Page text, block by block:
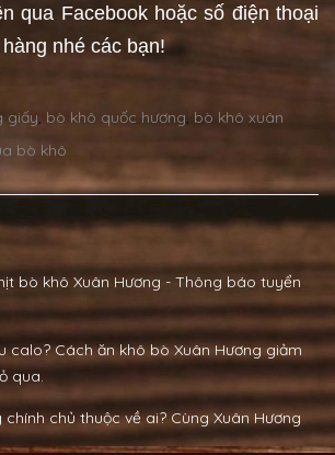
qua Facebook hoặc số điện thoại
nhé các bạn!
giấy, bò khô quốc hương, bò khô xuân
bò khô
bò khô Xuân Hương - Thông báo tuyển
calo? Cách ăn khô bò Xuân Hương giảm
qua.
chủ thuộc về ai? Cùng Xuân Hương